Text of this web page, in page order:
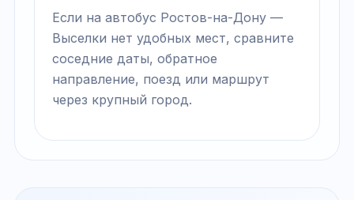
Если на автобус Ростов-на-Дону —
Выселки нет удобных мест, сравните
соседние даты, обратное
направление, поезд или маршрут
через крупный город.